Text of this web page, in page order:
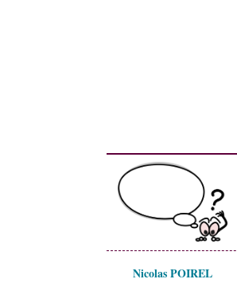
Nicolas POIREL